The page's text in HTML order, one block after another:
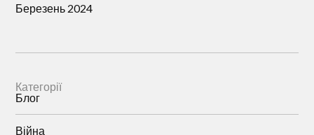
Березень 2024
Категорії
Блог
Війна